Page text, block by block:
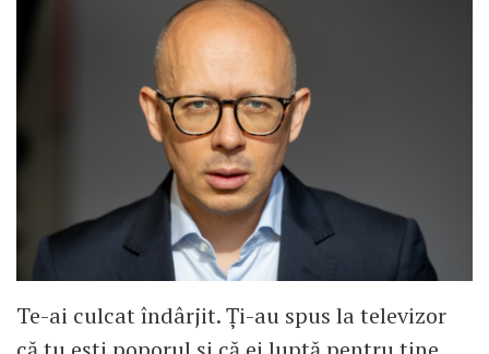
Te-ai culcat îndârjit. Ți-au spus la televizor